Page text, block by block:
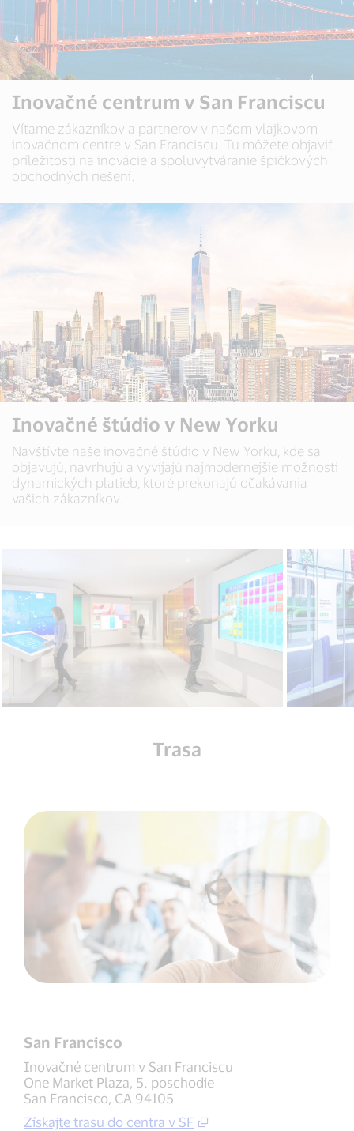
Inovačné centrum v San Franciscu
Vítame zákazníkov a partnerov v našom vlajkovom
inovačnom centre v San Franciscu. Tu môžete objaviť
príležitosti na inovácie a spoluvytváranie špičkových
obchodných riešení.
Inovačné štúdio v New Yorku
Navštívte naše inovačné štúdio v New Yorku, kde sa
objavujú, navrhujú a vyvíjajú najmodernejšie možnosti
dynamických platieb, ktoré prekonajú očakávania
vašich zákazníkov.
Trasa
San Francisco
Inovačné centrum v San Franciscu
One Market Plaza, 5. poschodie
San Francisco, CA 94105
Získajte trasu do centra v SF